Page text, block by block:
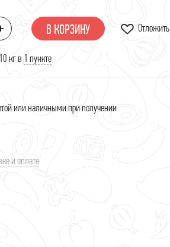
В КОРЗИНУ Отложить
кг в 1 пункте
или наличными при получении
и оплате